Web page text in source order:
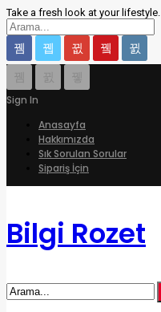
Take a fresh look at your lifestyle.
Sign In
Anasayfa
Hakkımızda
Sık Sorulan Sorular
Sipariş İçin
Bilgi Rozet